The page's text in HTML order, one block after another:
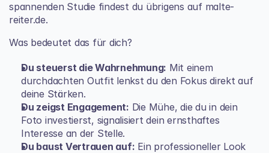
spannenden Studie findest du übrigens auf malte-
reiter.de.
Was bedeutet das für dich?
Du steuerst die Wahrnehmung: Mit einem
durchdachten Outfit lenkst du den Fokus direkt auf
deine Stärken.
Du zeigst Engagement: Die Mühe, die du in dein
Foto investierst, signalisiert dein ernsthaftes
Interesse an der Stelle.
Du baust Vertrauen auf: Ein professioneller Look